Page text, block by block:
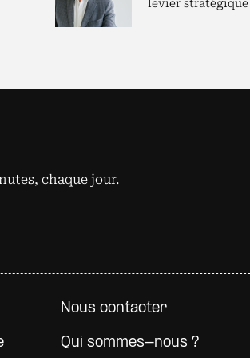
levier
chaque jour.
Nous contacter
Qui sommes-nous ?